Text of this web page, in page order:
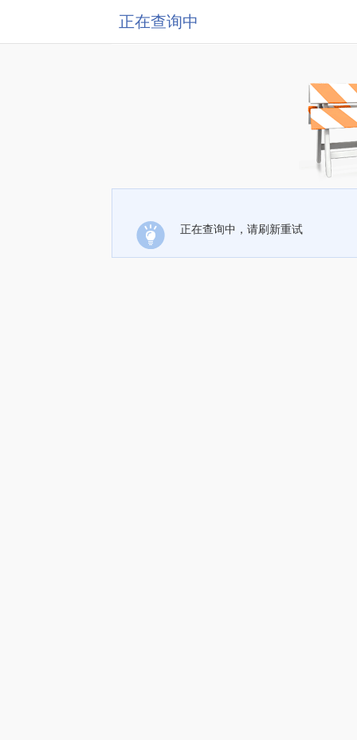
正在查询中
正在查询中，请刷新重试